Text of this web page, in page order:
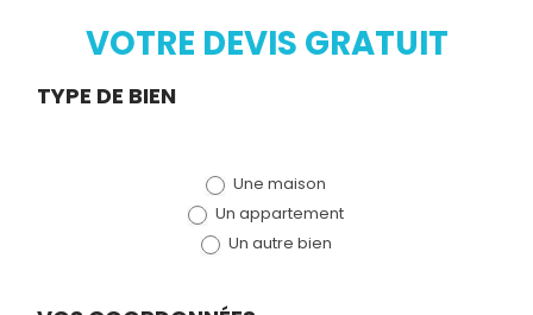
VOTRE DEVIS GRATUIT
Demande
TYPE DE BIEN
Une maison
Un appartement
Un autre bien